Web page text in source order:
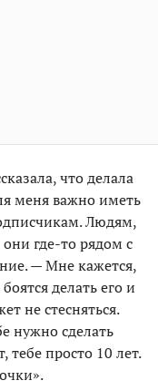
что делала
меня важно иметь
Людям,
где-то рядом с
— Мне кажется,
делать его и
не стесняться.
нужно сделать
тебе просто 10 лет.